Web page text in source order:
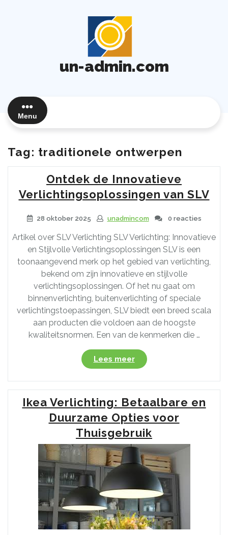
un-admin.com
Menu
Tag: traditionele ontwerpen
Ontdek de Innovatieve
Verlichtingsoplossingen van SLV
28 oktober 2025 unadmincom 0 reacties
Artikel over SLV Verlichting SLV Verlichting: Innovatieve
en Stijlvolle Verlichtingsoplossingen SLV is een
toonaangevend merk op het gebied van verlichting,
bekend om zijn innovatieve en stijlvolle
verlichtingsoplossingen. Of het nu gaat om
binnenverlichting, buitenverlichting of speciale
verlichtingstoepassingen, SLV biedt een breed scala
aan producten die voldoen aan de hoogste
kwaliteitsnormen. Een van de kenmerken die …
Lees meer“Ontdek
de
Innovatieve
Verlichtingsoplossingen
van
SLV”
Ikea Verlichting: Betaalbare en
Duurzame Opties voor
Thuisgebruik